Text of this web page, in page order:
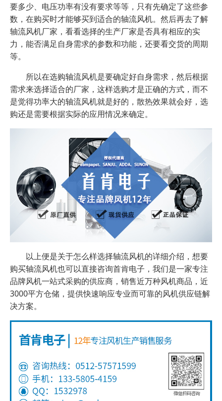
要多少、电压功率有没有要求等等，只有先确定了这些参
数，在购买时才能够买到适合的轴流风机。然后再去了解
轴流风机厂家，看看选择的生产厂家是否具有相应的实
力，能否满足自身需求的参数和功能，还要看交货的周期
等。
所以在选购轴流风机是要确定好自身需求，然后根据
需求来选择适合的厂家，这样选购才是正确的方式，而不
是觉得功率大的轴流风机就是好的，散热效果就会好，选
购还是需要根据实际的应用情况来确定。
以上便是关于怎么样选择轴流风机的详细介绍，想要
购买轴流风机也可以直接咨询首肯电子，我们是一家专注
品牌风机一站式采购的供应商，销售近万种风机商品，近
3000平方仓储，提供快速响应专业而可靠的风机供应链解
决方案。